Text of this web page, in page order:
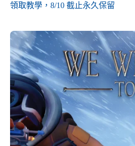
領取教學，8/10 截止永久保留